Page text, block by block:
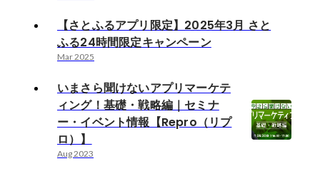
【さとふるアプリ限定】2025年3月 さと
ふる24時間限定キャンペーン
Mar 2025
いまさら聞けないアプリマーケテ
ィング！基礎・戦略編｜セミナ
ー・イベント情報【Repro（リプ
ロ）】
Aug 2023